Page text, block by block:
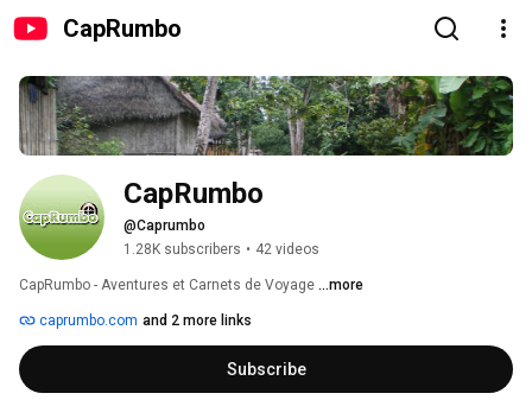
CapRumbo
CapRumbo
@Caprumbo
1.28K subscribers • 42 videos
CapRumbo - Aventures et Carnets de Voyage ...more
caprumbo.com and 2 more links
Subscribe